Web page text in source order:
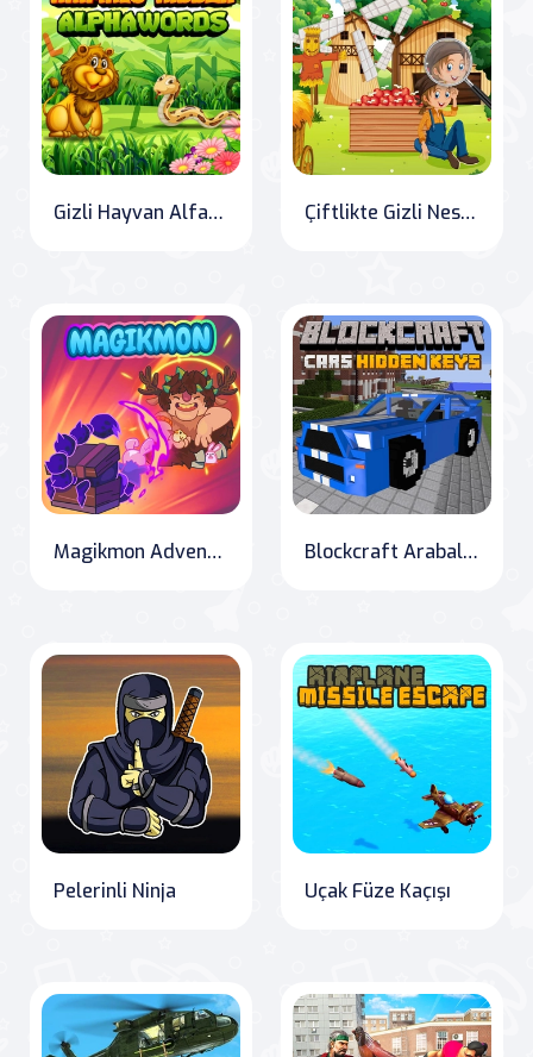
Gizli Hayvan AlfaHarfler Çiftlikte Gizli Nesneler
Magikmon Adventures: The Journey to Mastery Blockcraft Arabaları Gizli Anahtarlar
Pelerinli Ninja Uçak Füze Kaçışı